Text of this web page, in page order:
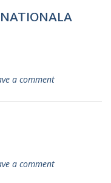
NATIONALA
a comment
a comment